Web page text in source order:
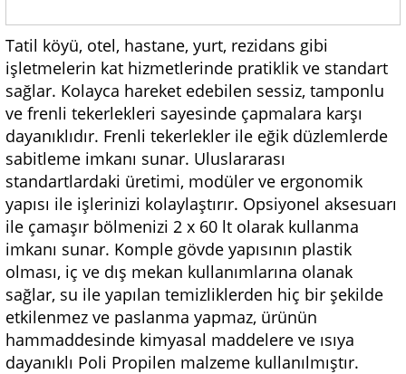
Tatil köyü, otel, hastane, yurt, rezidans gibi
işletmelerin kat hizmetlerinde pratiklik ve standart
sağlar. Kolayca hareket edebilen sessiz, tamponlu
ve frenli tekerlekleri sayesinde çapmalara karşı
dayanıklıdır. Frenli tekerlekler ile eğik düzlemlerde
sabitleme imkanı sunar. Uluslararası
standartlardaki üretimi, modüler ve ergonomik
yapısı ile işlerinizi kolaylaştırır. Opsiyonel aksesuarı
ile çamaşır bölmenizi 2 x 60 lt olarak kullanma
imkanı sunar. Komple gövde yapısının plastik
olması, iç ve dış mekan kullanımlarına olanak
sağlar, su ile yapılan temizliklerden hiç bir şekilde
etkilenmez ve paslanma yapmaz, ürünün
hammaddesinde kimyasal maddelere ve ısıya
dayanıklı Poli Propilen malzeme kullanılmıştır.